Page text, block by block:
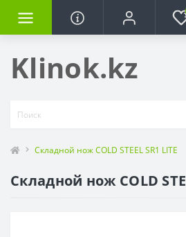
Klinok.kz
Складной нож COLD STEEL SR1 LITE
Складной нож COLD